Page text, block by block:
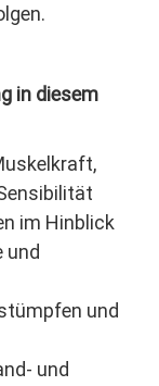
in diesem
im Hinblick
und
und
und